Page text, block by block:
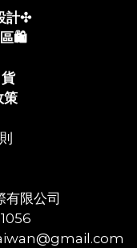
計✣
區🛍️
貨
策
有限公司